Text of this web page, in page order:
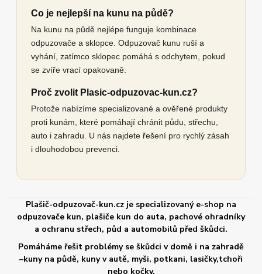
Co je nejlepší na kunu na půdě?
Na kunu na půdě nejlépe funguje kombinace
odpuzovače a sklopce. Odpuzovač kunu ruší a
vyhání, zatímco sklopec pomáhá s odchytem, pokud
se zvíře vrací opakovaně.
Proč zvolit Plasic-odpuzovac-kun.cz?
Protože nabízíme specializované a ověřené produkty
proti kunám, které pomáhají chránit půdu, střechu,
auto i zahradu. U nás najdete řešení pro rychlý zásah
i dlouhodobou prevenci.
Plašič-odpuzovač-kun.cz je specializovaný e-shop na
odpuzovače kun, plašiče kun do auta, pachové ohradníky
a ochranu střech, půd a automobilů před škůdci.
Pomáháme řešit problémy se škůdci v domě i na zahradě
–kuny na půdě, kuny v autě, myši, potkani, lasičky,tchoři
nebo kočky.